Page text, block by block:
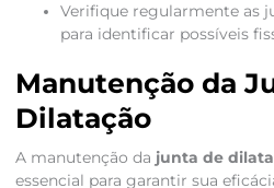
Verifique regularmente as
para identificar possíveis
Manutenção da
Dilatação
A manutenção da junta de
essencial para garantir sua